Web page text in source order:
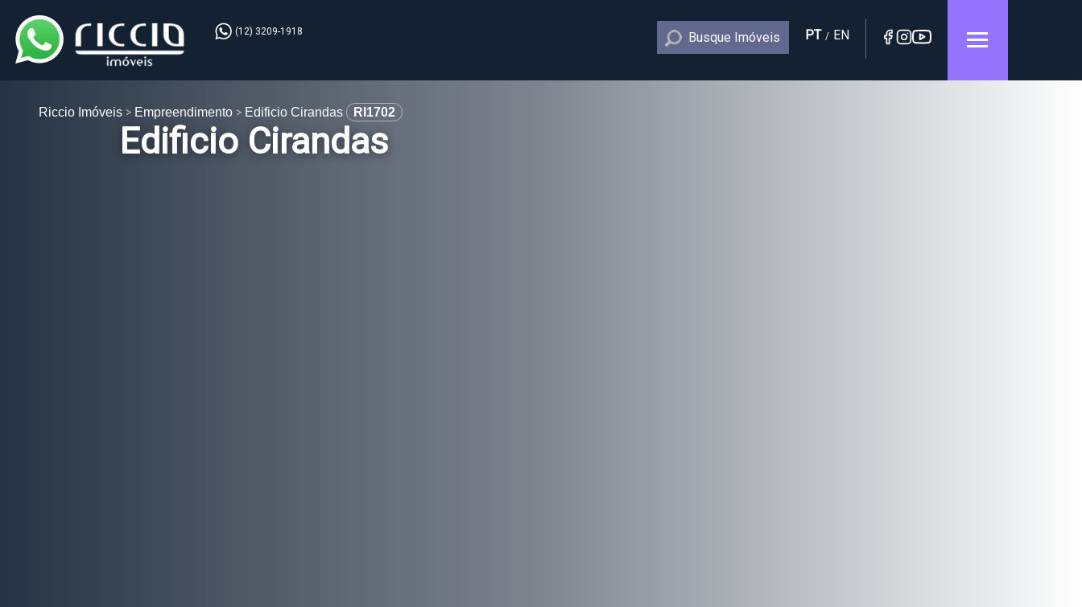
(12) 3209-1918 Busque Imóveis PT / EN
Riccio Imóveis Empreendimento Edificio Cirandas RI1702
Edificio Cirandas